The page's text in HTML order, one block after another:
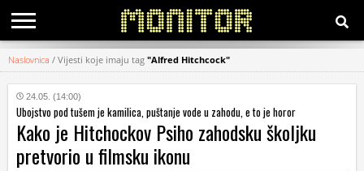
KATEGORIJE
HRVATSKI
WEB
Naslovnica / Vijesti koje imaju tag "Alfred Hitchcock"
24.05. (14:00)
Ubojstvo pod tušem je kamilica, puštanje vode u zahodu, e to je horor
Kako je Hitchockov Psiho zahodsku školjku
pretvorio u filmsku ikonu